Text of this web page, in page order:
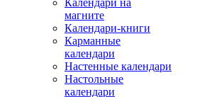
Календари на
магните
Календари-книги
Карманные
календари
Настенные календари
Настольные
календари